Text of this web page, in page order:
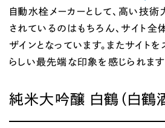
ブログ
リー
代表
メル
自動水栓メーカーとして、高い技
されているのはもちろん、サイト
ザインとなっています。またサイトを
らしい最先端な印象を感じられます
純米大吟醸 白鶴（白鶴